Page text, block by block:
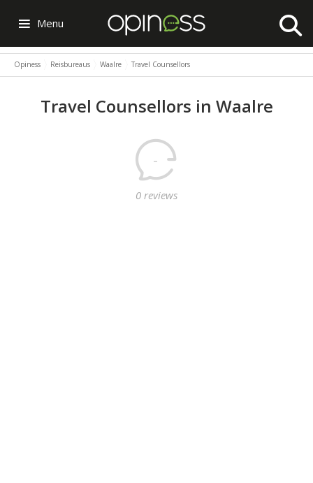
Menu
Opiness Reisbureaus Waalre Travel Counsellors
Travel Counsellors in Waalre
-
0 reviews